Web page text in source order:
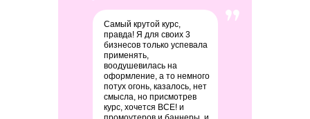
Самый крутой курс,
правда! Я для своих 3
бизнесов только успевала
применять,
воодушевилась на
оформление, а то немного
потух огонь, казалось, нет
смысла, но присмотрев
курс, хочется ВСЕ! и